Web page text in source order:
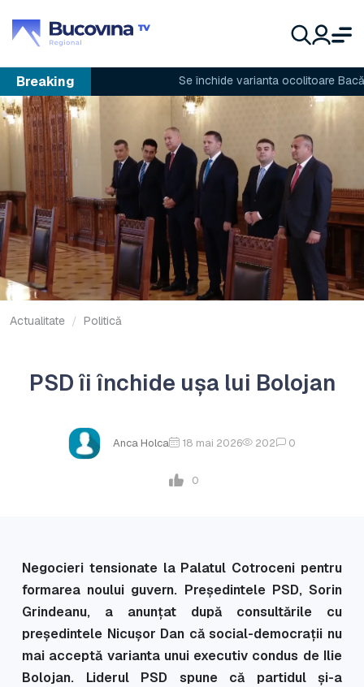
Breaking Se închide varianta ocolitoare Bacău
Actualitate Politică
PSD îi închide ușa lui Bolojan
Anca Holca 18 mai 2026 202 0
0
Negocieri tensionate la Palatul Cotroceni pentru
formarea noului guvern. Președintele PSD, Sorin
Grindeanu, a anunțat după consultările cu
președintele Nicușor Dan că social-democrații nu
mai acceptă varianta unui executiv condus de Ilie
Bolojan. Liderul PSD spune că partidul și-a